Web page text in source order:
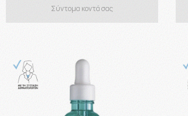
Σύντομα κοντά σας